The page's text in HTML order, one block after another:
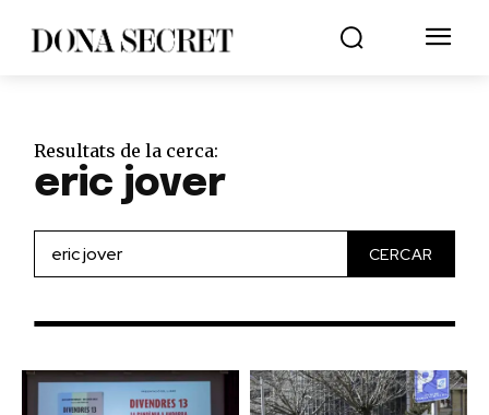
Resultats de la cerca:
eric jover
CERCAR